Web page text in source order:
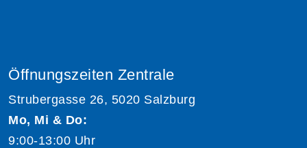
Öffnungszeiten Zentrale
Strubergasse 26, 5020 Salzburg
Mo, Mi & Do:
9:00-13:00 Uhr